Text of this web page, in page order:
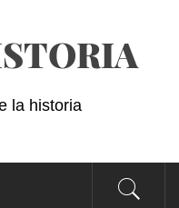
la historia